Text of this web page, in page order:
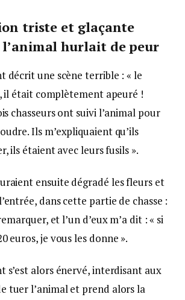
triste et glaçante
hurlait de peur
décrit une scène terrible : « le
il était complètement apeuré !
chasseurs ont suivi l’animal pour
Ils m’expliquaient qu’ils
ils étaient avec leurs fusils ».
ensuite dégradé les fleurs et
dans cette partie de chasse :
et l’un d’eux m’a dit : « si
euros, je vous les donne ».
s’est alors énervé, interdisant aux
tuer l’animal et prend alors la